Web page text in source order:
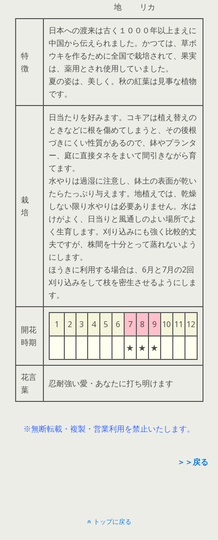
地
リカ
特
徴
日本への渡来は古く１０００年以上まえに
中国から伝えられました。かつては、草ボ
ウキを作るために全国で栽培されて、果実
は、薬用とされ使用していました。
夏の姿は、美しく。秋の紅葉は見事な植物
です。
栽
培
日当たりを好みます。コキアは植え替えの
ときなどに根を傷めてしまうと、その後根
づきにくい性質があるので、鉢やプランタ
ー、庭に直接タネをまいて間引きながら育
てます。
水やりは過湿に注意し、鉢土の表面が乾い
たらたっぷり与えます。地植えでは、乾燥
しない限り水やりは必要ありません。水は
けがよく、日当りと風通しのよい場所でよ
く生育します。刈り込みにも強く比較的丈
夫ですが、株間を十分とって蒸れないよう
にします。
ほうきに利用する場合は、6月と7月の2回
刈り込みをして枝を密生させるようにしま
す。
開花
時期
1 2 3 4 5 6 7 8 9 10 11 12
★ ★ ★
花言
葉
忍耐強い愛・あなたに打ち明けます
※無断転載・複製・営業利用を禁止いたします。
＞＞戻る
トップに戻る